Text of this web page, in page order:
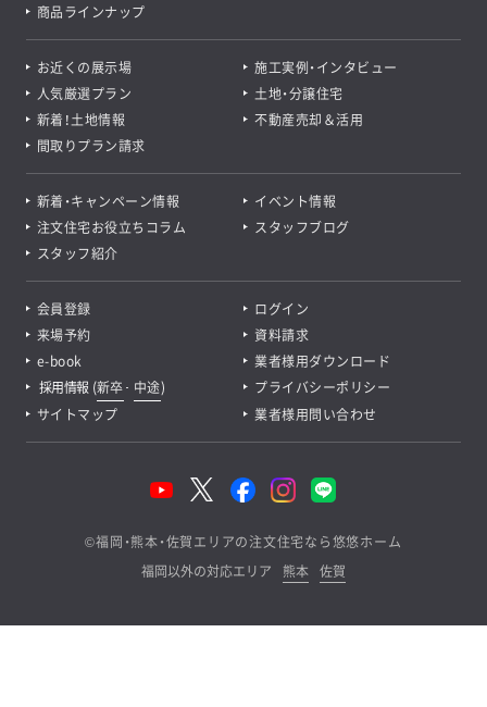
商品ラインナップ
お近くの展示場
施工実例・インタビュー
人気厳選プラン
土地・分譲住宅
新着！土地情報
不動産売却＆活用
間取りプラン請求
新着・キャンペーン情報
イベント情報
注文住宅お役立ちコラム
スタッフブログ
スタッフ紹介
会員登録
ログイン
来場予約
資料請求
e-book
業者様用ダウンロード
採用情報 (新卒･ 中途)
プライバシーポリシー
サイトマップ
業者様用問い合わせ
©福岡・熊本・佐賀エリアの注文住宅なら悠悠ホーム
福岡以外の対応エリア
熊本 佐賀